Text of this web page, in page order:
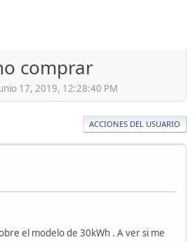
comprar
17, 2019, 12:28:40 PM
ACCIONES DEL USUARIO
el modelo de 30kWh . A ver si me